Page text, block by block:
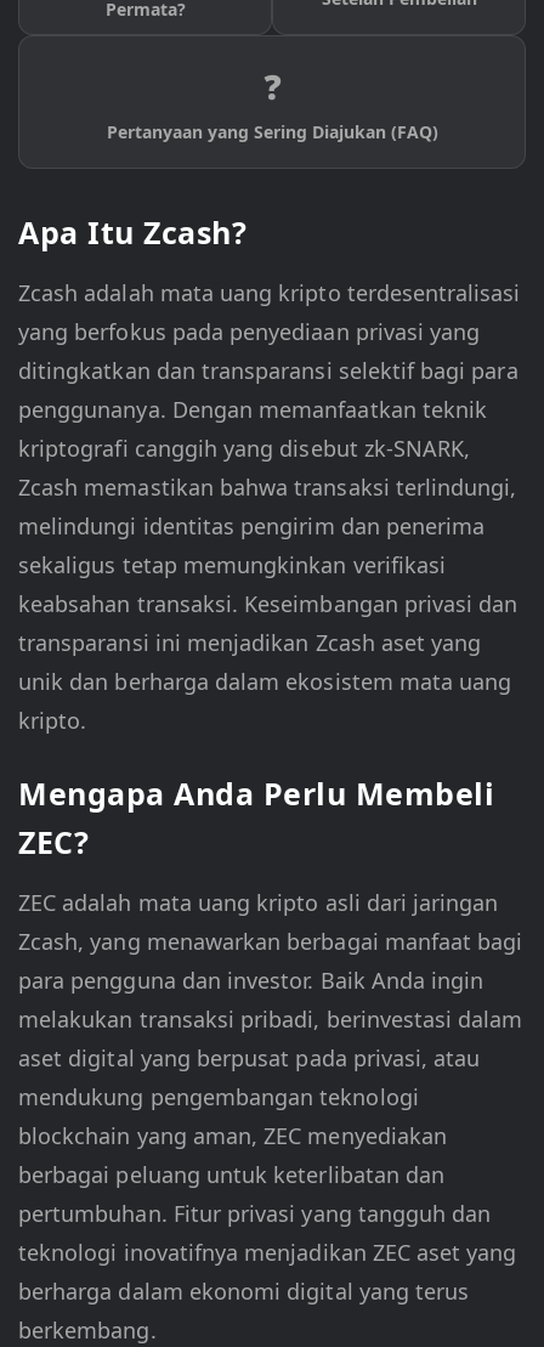
Permata?
❓
Pertanyaan yang Sering Diajukan (FAQ)
Apa Itu Zcash?
Zcash adalah mata uang kripto terdesentralisasi
yang berfokus pada penyediaan privasi yang
ditingkatkan dan transparansi selektif bagi para
penggunanya. Dengan memanfaatkan teknik
kriptografi canggih yang disebut zk-SNARK,
Zcash memastikan bahwa transaksi terlindungi,
melindungi identitas pengirim dan penerima
sekaligus tetap memungkinkan verifikasi
keabsahan transaksi. Keseimbangan privasi dan
transparansi ini menjadikan Zcash aset yang
unik dan berharga dalam ekosistem mata uang
kripto.
Mengapa Anda Perlu Membeli
ZEC?
ZEC adalah mata uang kripto asli dari jaringan
Zcash, yang menawarkan berbagai manfaat bagi
para pengguna dan investor. Baik Anda ingin
melakukan transaksi pribadi, berinvestasi dalam
aset digital yang berpusat pada privasi, atau
mendukung pengembangan teknologi
blockchain yang aman, ZEC menyediakan
berbagai peluang untuk keterlibatan dan
pertumbuhan. Fitur privasi yang tangguh dan
teknologi inovatifnya menjadikan ZEC aset yang
berharga dalam ekonomi digital yang terus
berkembang.